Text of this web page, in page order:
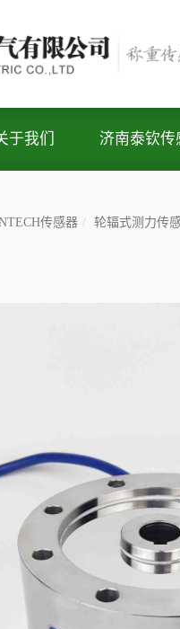
于我们 济南泰钦传
传感器 轮辐式测力传